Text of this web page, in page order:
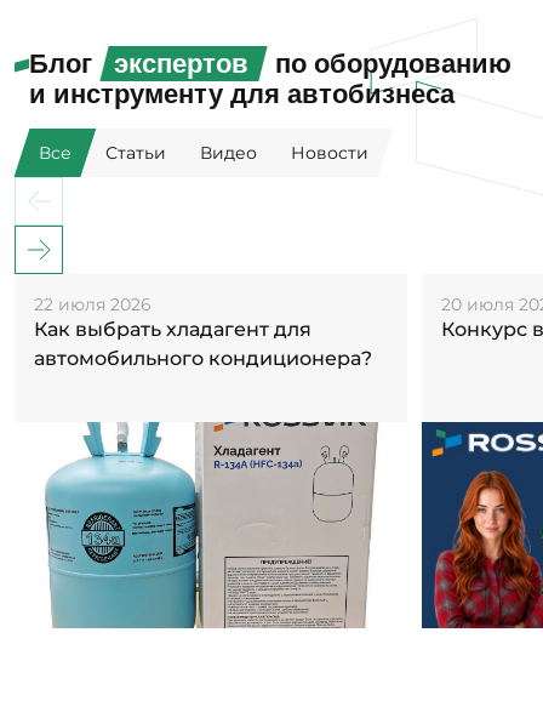
Блог экспертов
по оборудованию
и инструменту для автобизнеса
Все Статьи Видео Новости
22 июля 2026
Как выбрать хладагент для
автомобильного кондиционера?
20 июля
Конкурс